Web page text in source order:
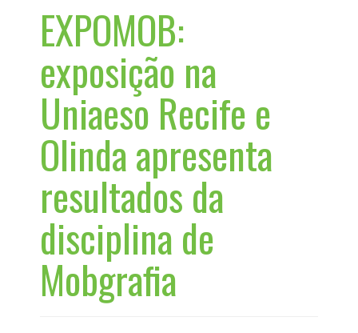
EXPOMOB:
exposição na
Uniaeso Recife e
Olinda apresenta
resultados da
disciplina de
Mobgrafia